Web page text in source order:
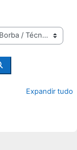
Buscar Componentes
Expandir tudo